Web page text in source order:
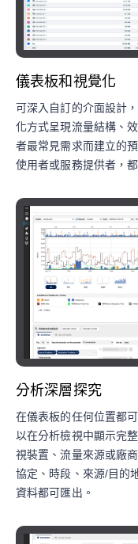
儀表板和視覺化
可深入自訂的介面設計
化方式呈現流量結構、
者最常見需求而建立的
使用者或服務提供者，
分析深層探究
在儀表板的任何位置都
以在分析檢視中顯示完
視裝置、流量來源或廠
協定、時段、來源/目的
資料都可匯出。